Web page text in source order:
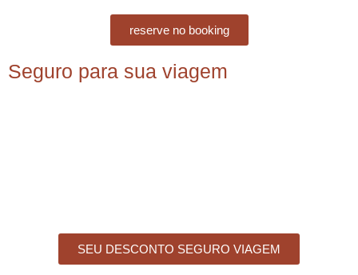
reserve no booking
Seguro para sua viagem
SEU DESCONTO SEGURO VIAGEM